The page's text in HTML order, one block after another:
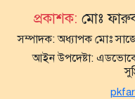
প্রকাশক: মোঃ
সম্পাদক:অধ্যাপক মোঃ
আইন উপদেষ্টা: